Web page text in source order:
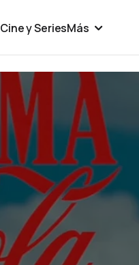
Cine y SeriesMás